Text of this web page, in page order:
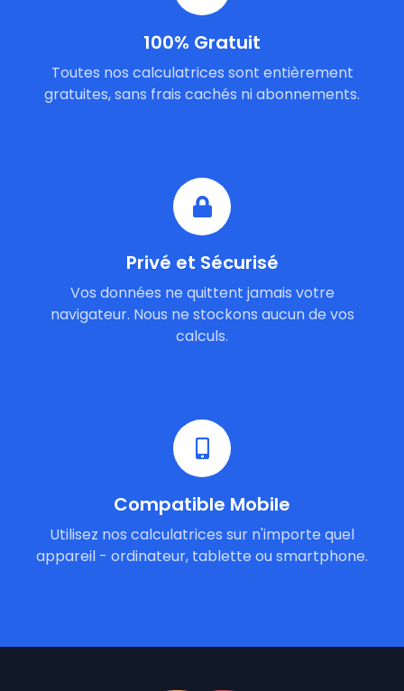
100% Gratuit
Toutes nos calculatrices sont entièrement
gratuites, sans frais cachés ni abonnements.
Privé et Sécurisé
Vos données ne quittent jamais votre
navigateur. Nous ne stockons aucun de vos
calculs.
Compatible Mobile
Utilisez nos calculatrices sur n'importe quel
appareil - ordinateur, tablette ou smartphone.